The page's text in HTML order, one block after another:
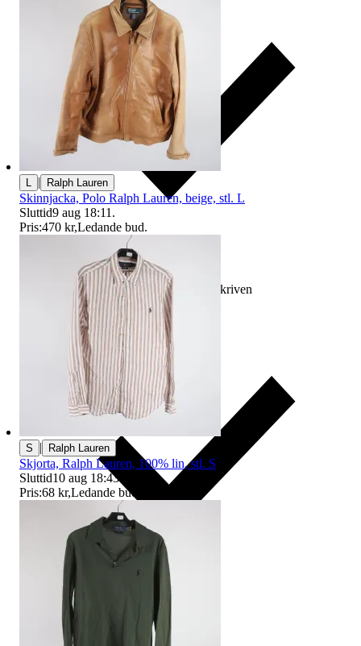
Ersättning om varan inte är som beskriven
Ersättning om du inte får din vara
| Ralph Lauren
Skinnjacka, Polo Ralph Lauren, beige, stl. L
Sluttid9 aug 18:11 .
Pris:470 kr,Ledande bud.
S | Ralph Lauren
Skjorta, Ralph Lauren, 100% lin, stl. S
Sluttid10 aug 18:43
Pris:68 kr,Ledande bud